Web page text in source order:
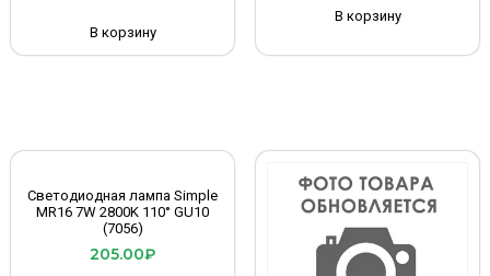
В корзину
В корзину
Светодиодная лампа Simple
MR16 7W 2800K 110° GU10
(7056)
205.00₽